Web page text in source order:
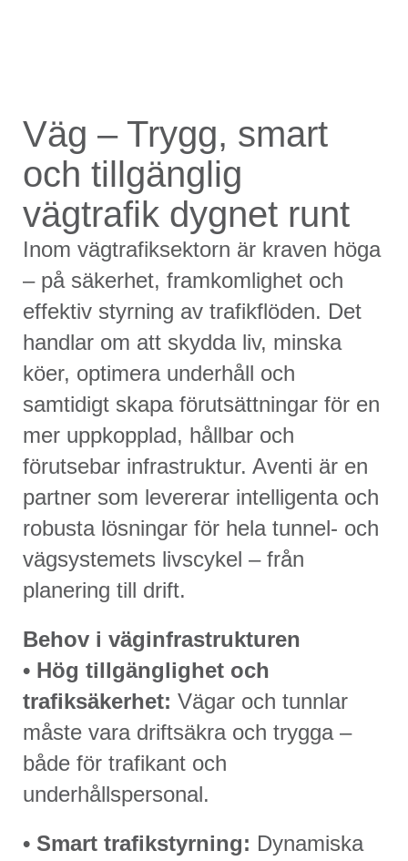
Väg – Trygg, smart
och tillgänglig
vägtrafik dygnet runt
Inom vägtrafiksektorn är kraven höga
– på säkerhet, framkomlighet och
effektiv styrning av trafikflöden. Det
handlar om att skydda liv, minska
köer, optimera underhåll och
samtidigt skapa förutsättningar för en
mer uppkopplad, hållbar och
förutsebar infrastruktur. Aventi är en
partner som levererar intelligenta och
robusta lösningar för hela tunnel- och
vägsystemets livscykel – från
planering till drift.
Behov i väginfrastrukturen
• Hög tillgänglighet och
trafiksäkerhet: Vägar och tunnlar
måste vara driftsäkra och trygga –
både för trafikant och
underhållspersonal.
• Smart trafikstyrning: Dynamiska